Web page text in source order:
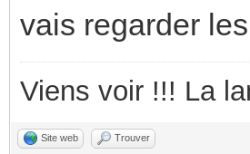
vais regarder
Viens voir !!! La
Site web Trouver